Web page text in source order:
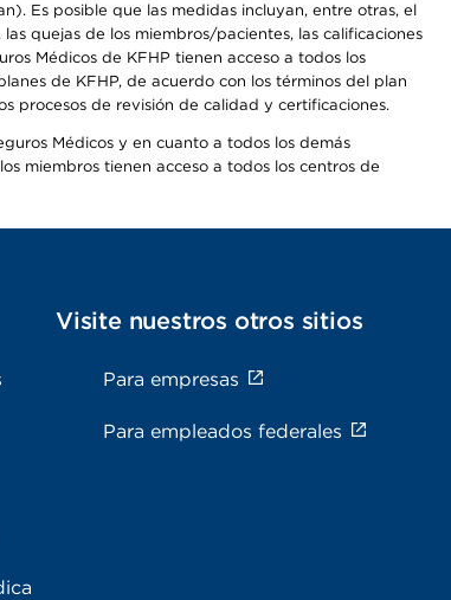
Es posible que las medidas incluyan, entre otras, el
quejas de los miembros/pacientes, las calificaciones
Médicos de KFHP tienen acceso a todos los
de KFHP, de acuerdo con los términos del plan
procesos de revisión de calidad y certificaciones.
Médicos y en cuanto a todos los demás
miembros tienen acceso a todos los centros de
Visite nuestros otros sitios
Para empresas
Para empleados federales